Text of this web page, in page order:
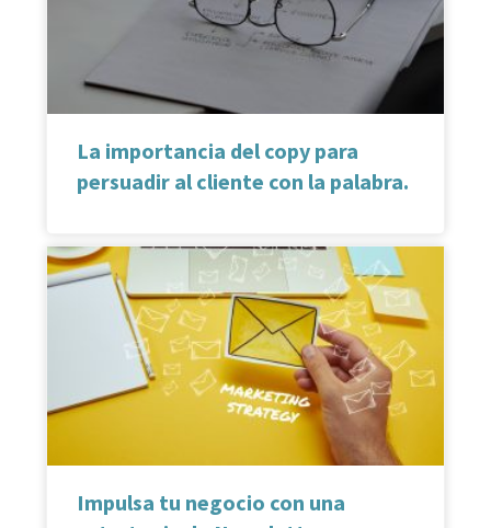
La importancia del copy para
persuadir al cliente con la palabra.
Impulsa tu negocio con una